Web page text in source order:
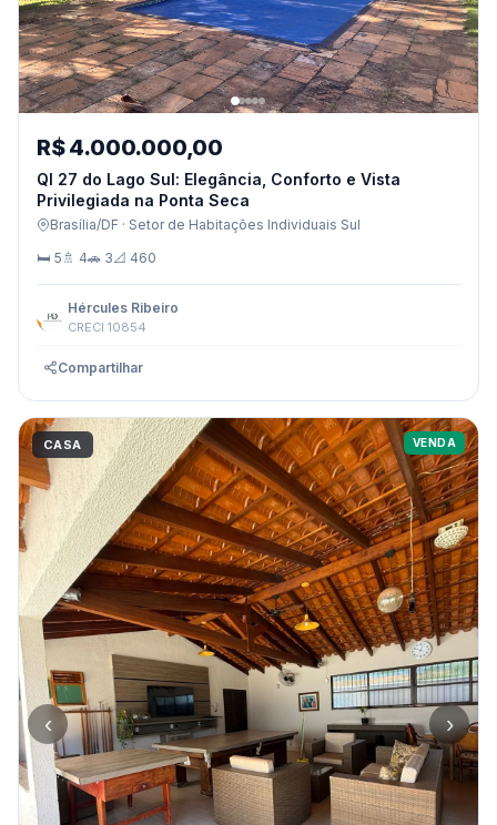
R$ 4.000.000,00
QI 27 do Lago Sul: Elegância, Conforto e Vista
Privilegiada na Ponta Seca
Brasília/DF · Setor de Habitações Individuais Sul
🛏 5 🚿 4🚗 3📐 460
Hércules Ribeiro
CRECI 10854
Compartilhar
CASA VENDA
‹ ›